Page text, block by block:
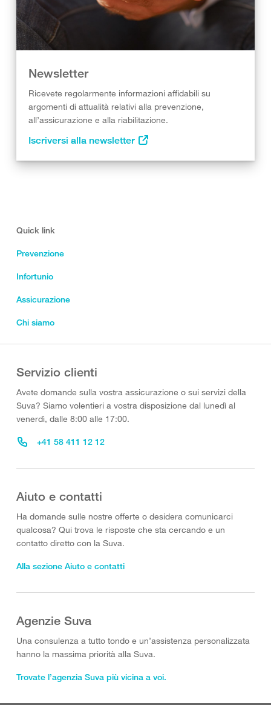
Newsletter
Ricevete regolarmente informazioni affidabili su
argomenti di attualità relativi alla prevenzione,
all’assicurazione e alla riabilitazione.
Iscriversi alla newsletter
Quick link
Prevenzione
Infortunio
Assicurazione
Chi siamo
Servizio clienti
Avete domande sulla vostra assicurazione o sui servizi della
Suva? Siamo volentieri a vostra disposizione dal lunedì al
venerdì, dalle 8:00 alle 17:00.
+41 58 411 12 12
Aiuto e contatti
Ha domande sulle nostre offerte o desidera comunicarci
qualcosa? Qui trova le risposte che sta cercando e un
contatto diretto con la Suva.
Alla sezione Aiuto e contatti
Agenzie Suva
Una consulenza a tutto tondo e un’assistenza personalizzata
hanno la massima priorità alla Suva.
Trovate l’agenzia Suva più vicina a voi.